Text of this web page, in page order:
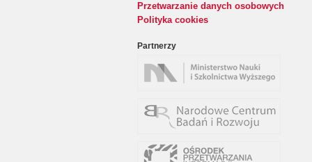
Przetwarzanie danych osobowych
Polityka cookies
Partnerzy